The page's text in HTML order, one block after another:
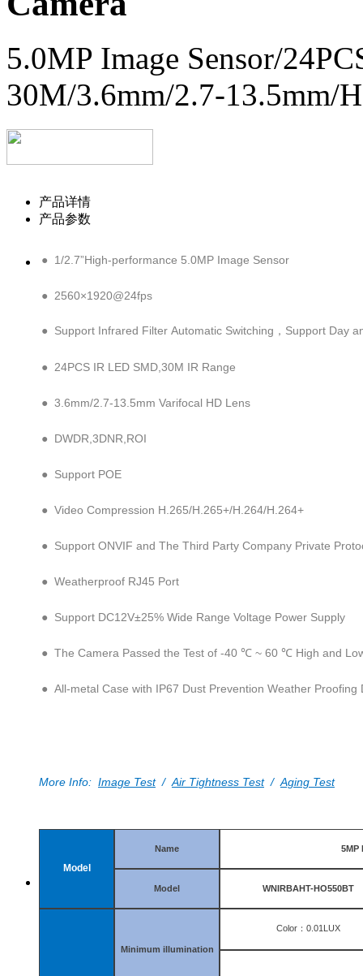
5.0MP Image Sensor/
30M/3.6mm/2.7-13.5mm/
产品详情
产品参数
● 1/2.7”High-performance 5.0MP Image Sensor
● 2560×1920@24fps
● Support Infrared Filter Automatic Switching，Support Day
● 24PCS IR LED SMD,30M IR Range
● 3.6mm/2.7-13.5mm Varifocal HD Lens
● DWDR,3DNR,ROI
● Support POE
● Video Compression H.265/H.265+/H.264/H.264+
● Support ONVIF and The Third Party Company Private
● Weatherproof RJ45 Port
● Support DC12V±25% Wide Range Voltage Power Supply
● The Camera Passed the Test of -40 ℃ ~ 60 ℃ High and
● All-metal Case with IP67 Dust Prevention Weather Proofing
More Info: Image Test/ Air Tightness Test/ Aging Test
Model
Name 5MP
Model WNIRBAHT-HO550BT
Minimum illumination
Color ： 0.01LUX